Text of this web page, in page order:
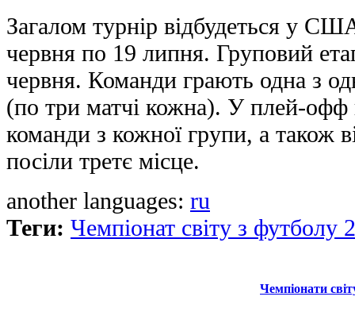
Загалом турнір відбудеться у
червня по 19 липня. Груповий
червня. Команди грають одна з
(по три матчі кожна). У плей-офф
команди з кожної групи, а також
посіли третє місце.
another languages: ru
Теги: Чемпіонат світу з футболу
Чемпіонати